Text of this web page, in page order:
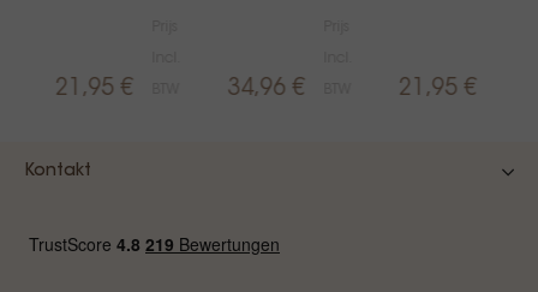
21,95 € 34,96 € 21,95 €
Kontakt